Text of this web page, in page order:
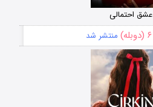
عشق احتمالی
۶ (دوبله) منتشر شد